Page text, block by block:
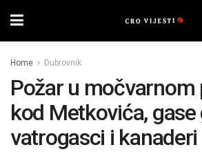
Home Dubrovnik
Požar u močvarnom
kod Metkovića, gase
vatrogasci i kanaderi